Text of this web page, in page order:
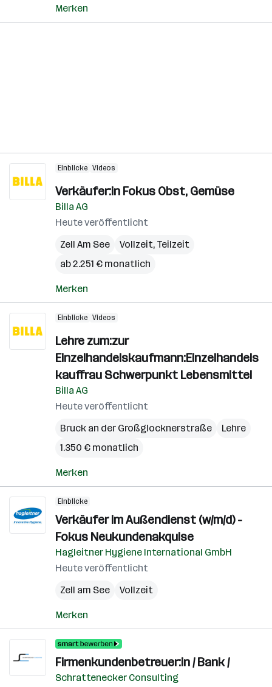
Merken
Einblicke Videos
Verkäufer:in Fokus Obst, Gemüse
Billa AG
Heute veröffentlicht
Zell Am See
Vollzeit, Teilzeit
ab 2.251 € monatlich
Merken
Einblicke Videos
Lehre zum:zur
Einzelhandelskaufmann:Einzelhandels
kauffrau Schwerpunkt Lebensmittel
Billa AG
Heute veröffentlicht
Bruck an der Großglocknerstraße
Lehre
1.350 € monatlich
Merken
Einblicke
Verkäufer im Außendienst (w/m/d) -
Fokus Neukundenakquise
Hagleitner Hygiene International GmbH
Heute veröffentlicht
Zell am See
Vollzeit
Merken
Firmenkundenbetreuer:in / Bank /
Schrattenecker Consulting